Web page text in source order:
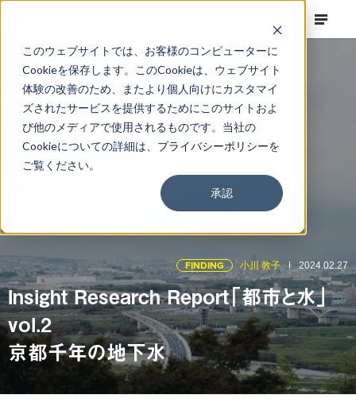
このウェブサイトでは、お客様のコンピューターに
Cookieを保存します。このCookieは、ウェブサイト
体験の改善のため、またより個人向けにカスタマイ
ズされたサービスを提供するためにこのサイトおよ
び他のメディアで使用されるものです。当社の
Cookieについての詳細は、 プライバシーポリシーを
ご覧ください。
承認
FINDING 小川 敦子 2024.02.27
Insight Research Report「都市と水」
vol.2
京都千年の地下水